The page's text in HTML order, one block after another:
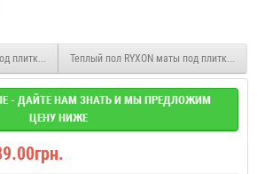
плитку HM-200 800Вт 4 м2Теплый пол RYXON маты под плитку HM-
- ДАЙТЕ НАМ ЗНАТЬ И МЫ ПРЕДЛОЖИМ
ЦЕНУ НИЖЕ